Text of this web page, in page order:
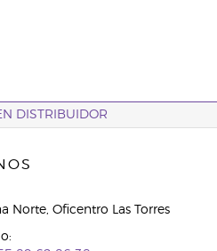
DISTRIBUIDOR
Norte, Oficentro Las Torres